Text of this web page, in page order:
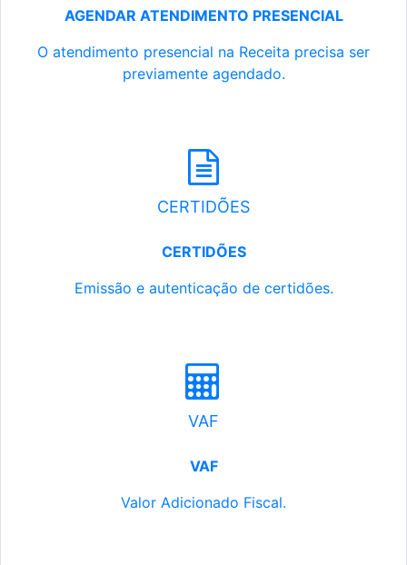
AGENDAR ATENDIMENTO PRESENCIAL
O atendimento presencial na Receita precisa ser
previamente agendado.
CERTIDÕES
CERTIDÕES
Emissão e autenticação de certidões.
VAF
VAF
Valor Adicionado Fiscal.